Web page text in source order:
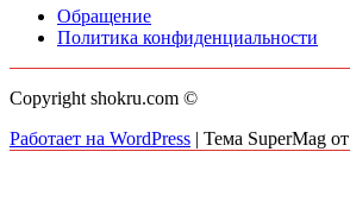
Обращение
Политика конфиденциальности
Copyright shokru.com ©
Работает на WordPress | Тема SuperMag от